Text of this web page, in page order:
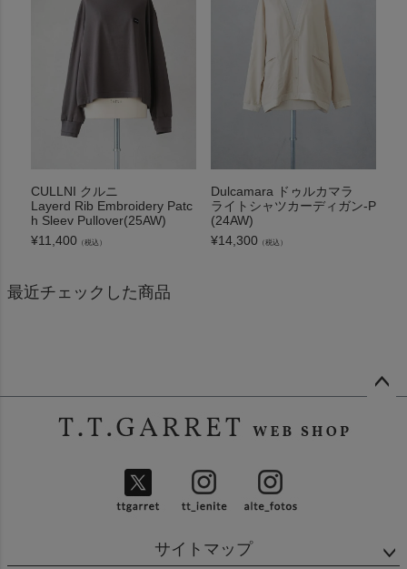
CULLNI クルニ
Layerd Rib Embroidery Patc
h Sleev Pullover(25AW)
¥11,400 （税込）
Dulcamara ドゥルカマラ
ライトシャツカーディガン-P
(24AW)
¥14,300 （税込）
最近チェックした商品
サイトマップ